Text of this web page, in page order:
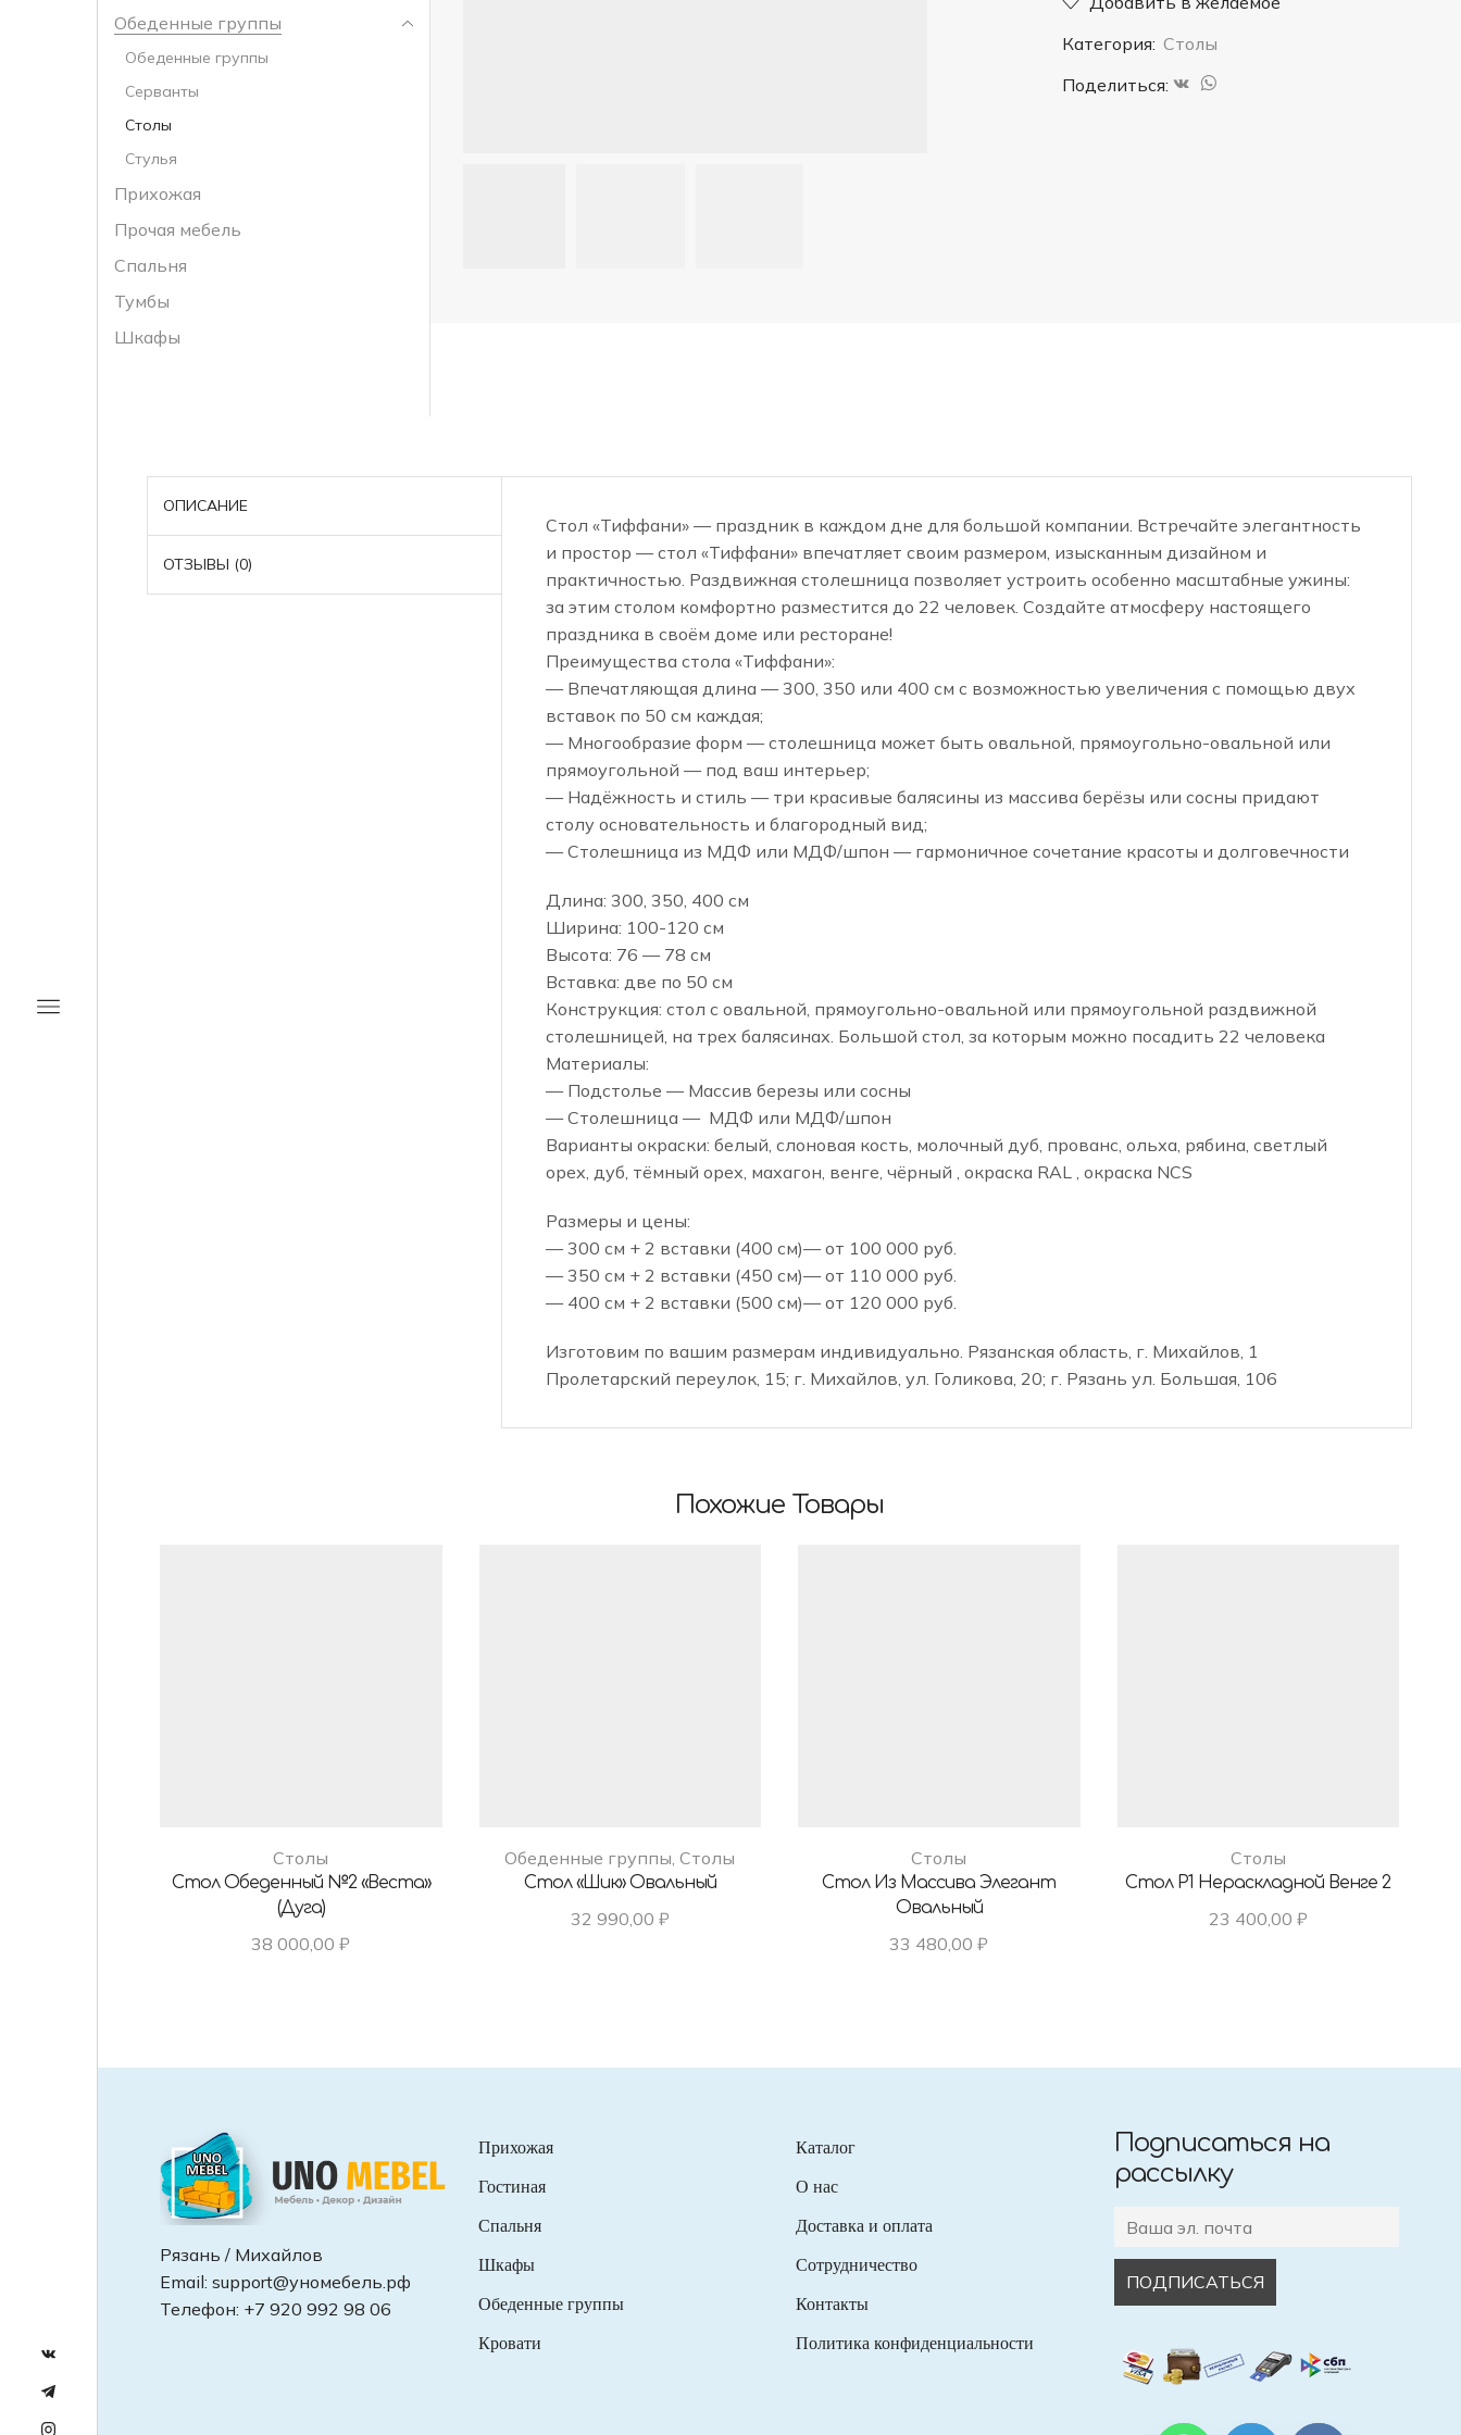
Категория: Столы
Поделиться:
Обеденные группы
Обеденные группы
Серванты
Столы
Стулья
Прихожая
Прочая мебель
Спальня
Тумбы
Шкафы
ОПИСАНИЕ
ОТЗЫВЫ (0)
Стол «Тиффани» — праздник в каждом дне для большой компании. Встречайте элегантность
и простор — стол «Тиффани» впечатляет своим размером, изысканным дизайном и
практичностью. Раздвижная столешница позволяет устроить особенно масштабные ужины:
за этим столом комфортно разместится до 22 человек. Создайте атмосферу настоящего
праздника в своём доме или ресторане!
Преимущества стола «Тиффани»:
— Впечатляющая длина — 300, 350 или 400 см с возможностью увеличения с помощью двух
вставок по 50 см каждая;
— Многообразие форм — столешница может быть овальной, прямоугольно-овальной или
прямоугольной — под ваш интерьер;
— Надёжность и стиль — три красивые балясины из массива берёзы или сосны придают
столу основательность и благородный вид;
— Столешница из МДФ или МДФ/шпон — гармоничное сочетание красоты и долговечности
Длина: 300, 350, 400 см
Ширина: 100-120 см
Высота: 76 — 78 см
Вставка: две по 50 см
Конструкция: стол с овальной, прямоугольно-овальной или прямоугольной раздвижной
столешницей, на трех балясинах. Большой стол, за которым можно посадить 22 человека
Материалы:
— Подстолье — Массив березы или сосны
— Столешница — МДФ или МДФ/шпон
Варианты окраски: белый, слоновая кость, молочный дуб, прованс, ольха, рябина, светлый
орех, дуб, тёмный орех, махагон, венге, чёрный , окраска RAL , окраска NCS
Размеры и цены:
— 300 см + 2 вставки (400 см)— от 100 000 руб.
— 350 см + 2 вставки (450 см)— от 110 000 руб.
— 400 см + 2 вставки (500 см)— от 120 000 руб.
Изготовим по вашим размерам индивидуально. Рязанская область, г. Михайлов, 1
Пролетарский переулок, 15; г. Михайлов, ул. Голикова, 20; г. Рязань ул. Большая, 106
Похожие Товары
Столы
Стол Обеденный №2 «Веста»
(дуга)
38 000,00₽
Обеденные группы ,Столы
Стол «Шик» Овальный
32 990,00 ₽
Столы
Стол Из Массива Элегант
Овальный
33 480,00₽
Столы
Стол Р1 Нераскладной Венге 2
23 400,00 ₽
Рязань / Михайлов
Email: support@уномебель.рф
Телефон: +7 920 992 98 06
Прихожая
Гостиная
Спальня
Шкафы
Обеденные группы
Кровати
Каталог
О нас
Доставка и оплата
Сотрудничество
Контакты
Политика конфиденциальности
Подписаться на
рассылку